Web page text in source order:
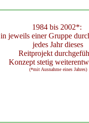
1984 bis 2002*:
in jeweils einer Gruppe
jedes Jahr dieses
Reitprojekt
Konzept stetig
(*mit Ausnahme eines Jahres)